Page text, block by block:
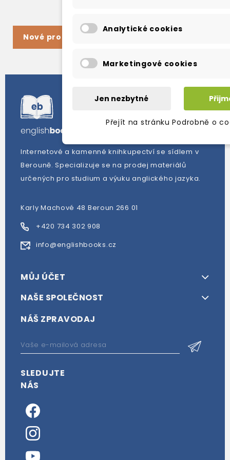
Nové produkty
Internetové a kamenné knihkupectví se sídlem v
Berouně. Specializuje se na prodej materiálů
určených pro studium a výuku anglického jazyka.
Karly Machové 48 Beroun 266 01
+420 734 302 908
info@englishbooks.cz
MŮJ ÚČET
NAŠE SPOLEČNOST
NÁŠ ZPRAVODAJ
SLEDUJTE
NÁS
Analytické cookies
Marketingové cookies
Jen nezbytné
Přejít na stránku Podrobně o